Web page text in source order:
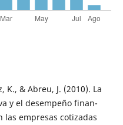
K., & Abreu, J. (2010). La
y el desempeño finan-
las empresas cotizadas